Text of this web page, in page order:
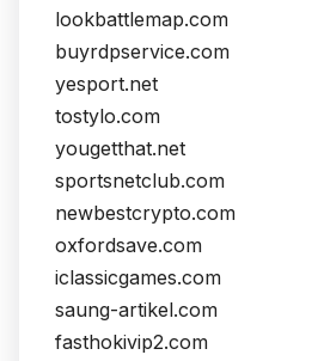
lookbattlemap.com
buyrdpservice.com
yesport.net
tostylo.com
yougetthat.net
sportsnetclub.com
newbestcrypto.com
oxfordsave.com
iclassicgames.com
saung-artikel.com
fasthokivip2.com